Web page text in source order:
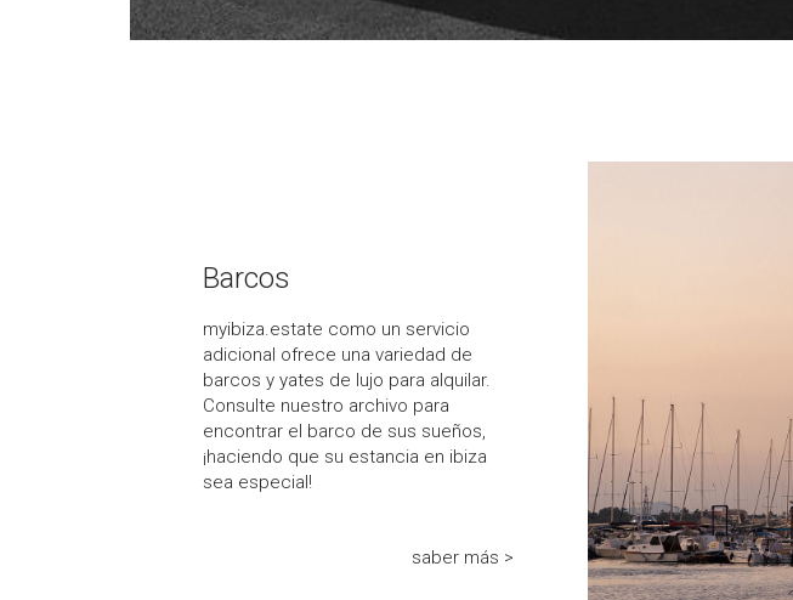
Barcos
myibiza.estate como un servicio
adicional ofrece una variedad de
barcos y yates de lujo para alquilar.
Consulte nuestro archivo para
encontrar el barco de sus sueños,
¡haciendo que su estancia en ibiza
sea especial!
saber más >